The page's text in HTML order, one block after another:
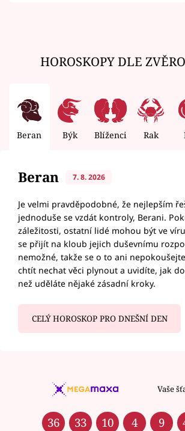
HOROSKOPY DLE
Beran Býk Blíženci Rak
Beran 7. 8. 2026
Je velmi pravděpodobné, že nejlepším
jednoduše se vzdát kontroly, Berani.
záležitosti, ostatní lidé mohou být ve
se přijít na kloub jejich duševnímu
nemožné, takže se o to ani
chtít nechat věci plynout a uvidíte, jak
než uděláte nějaké zásadní kroky.
CELÝ HOROSKOP PRO DNEŠNÍ DEN
Vaše
36 33 10 4 9